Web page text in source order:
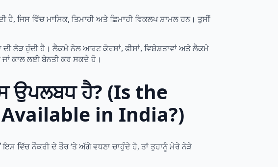
ਜਿਸ ਵਿੱਚ ਮਾਸਿਕ, ਤਿਮਾਹੀ ਅਤੇ ਛਿਮਾਹੀ ਵਿਕਲਪ ਸ਼ਾਮਲ ਹਨ। ਤੁਸੀਂ
ਲੋੜ ਹੁੰਦੀ ਹੈ। ਲੈਕਮੇ ਨੇਲ ਆਰਟ ਕੋਰਸਾਂ, ਫੀਸਾਂ, ਵਿਸ਼ੇਸ਼ਤਾਵਾਂ ਅਤੇ ਲੈਕਮੇ
ਜਾਂ ਕਾਲ ਲਈ ਬੇਨਤੀ ਕਰ ਸਕਦੇ ਹੋ।
ਉਪਲਬਧ ਹੈ? (Is the
in India?)
ਵਿੱਚ ਨੌਕਰੀ ਦੇ ਤੌਰ ‘ਤੇ ਅੱਗੇ ਵਧਣਾ ਚਾਹੁੰਦੇ ਹੋ, ਤਾਂ ਤੁਹਾਨੂੰ ਮੇਰੇ ਨੇੜੇ